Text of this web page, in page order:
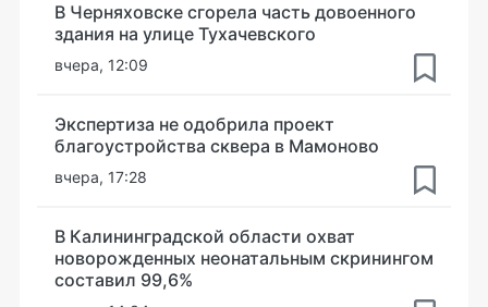
В Черняховске сгорела часть довоенного
здания на улице Тухачевского
вчера, 12:09
Экспертиза не одобрила проект
благоустройства сквера в Мамоново
вчера, 17:28
В Калининградской области охват
новорожденных неонатальным скринингом
составил 99,6%